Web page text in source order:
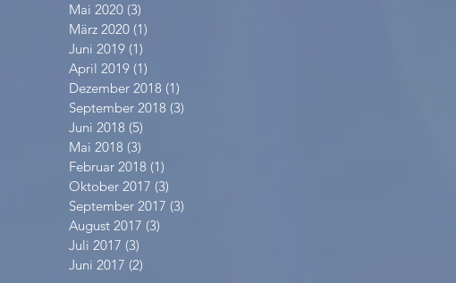
Mai 2020 (3)
März 2020 (1)
Juni 2019 (1)
April 2019 (1)
Dezember 2018 (1)
September 2018 (3)
Juni 2018 (5)
Mai 2018 (3)
Februar 2018 (1)
Oktober 2017 (3)
September 2017 (3)
August 2017 (3)
Juli 2017 (3)
Juni 2017 (2)